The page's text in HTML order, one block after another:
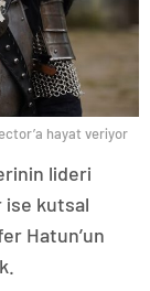
hayat veriyor
lideri
ise kutsal
Hatun’un